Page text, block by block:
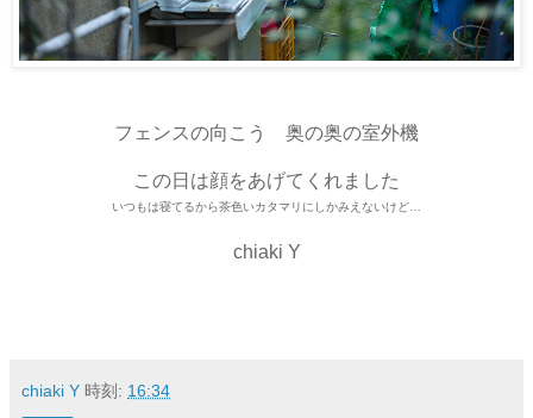
フェンスの向こう 奥の奥の室外機
この日は顔をあげてくれました
いつもは寝てるから茶色いカタマリにしかみえないけど…
chiaki Y
chiaki Y 時刻: 16:34